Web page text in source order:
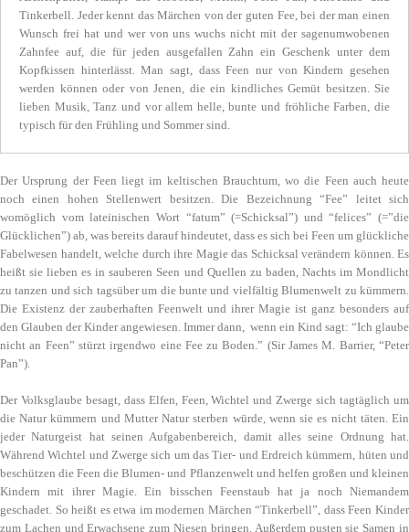
Tinkerbell. Jeder kennt das Märchen von der guten Fee, bei der man einen
Wunsch frei hat und wer von uns wuchs nicht mit der sagenumwobenen
Zahnfee auf, die für jeden ausgefallen Zahn ein Geschenk unter dem
Kopfkissen hinterlässt. Man sagt, dass Feen nur von Kindern gesehen
werden können oder von Jenen, die ein kindliches Gemüt besitzen. Sie
lieben Musik, Tanz und vor allem helle, bunte und fröhliche Farben, die
typisch für den Frühling und Sommer sind.
Der Ursprung der Feen liegt im keltischen Brauchtum, wo die Feen auch heute
noch einen hohen Stellenwert besitzen. Die Bezeichnung “Fee” leitet sich
womöglich vom lateinischen Wort “fatum” (=Schicksal”) und “felices” (=”die
Glücklichen”) ab, was bereits darauf hindeutet, dass es sich bei Feen um glückliche
Fabelwesen handelt, welche durch ihre Magie das Schicksal verändern können. Es
heißt sie lieben es in sauberen Seen und Quellen zu baden, Nachts im Mondlicht
zu tanzen und sich tagsüber um die bunte und vielfältig Blumenwelt zu kümmern.
Die Existenz der zauberhaften Feenwelt und ihrer Magie ist ganz besonders auf
den Glauben der Kinder angewiesen. Immer dann, wenn ein Kind sagt: “Ich glaube
nicht an Feen” stürzt irgendwo eine Fee zu Boden.” (Sir James M. Barrier, “Peter
Pan”).
Der Volksglaube besagt, dass Elfen, Feen, Wichtel und Zwerge sich tagtäglich um
die Natur kümmern und Mutter Natur sterben würde, wenn sie es nicht täten. Ein
jeder Naturgeist hat seinen Aufgabenbereich, damit alles seine Ordnung hat.
Während Wichtel und Zwerge sich um das Tier- und Erdreich kümmern, hüten und
beschützen die Feen die Blumen- und Pflanzenwelt und helfen großen und kleinen
Kindern mit ihrer Magie. Ein bisschen Feenstaub hat ja noch Niemandem
geschadet. So heißt es etwa im modernen Märchen “Tinkerbell”, dass Feen Kinder
zum Lachen und Erwachsene zum Niesen bringen. Außerdem pusten sie Samen in